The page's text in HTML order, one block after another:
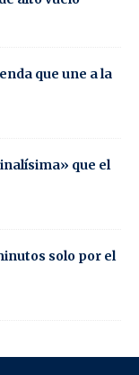
que une a la
que el
solo por el